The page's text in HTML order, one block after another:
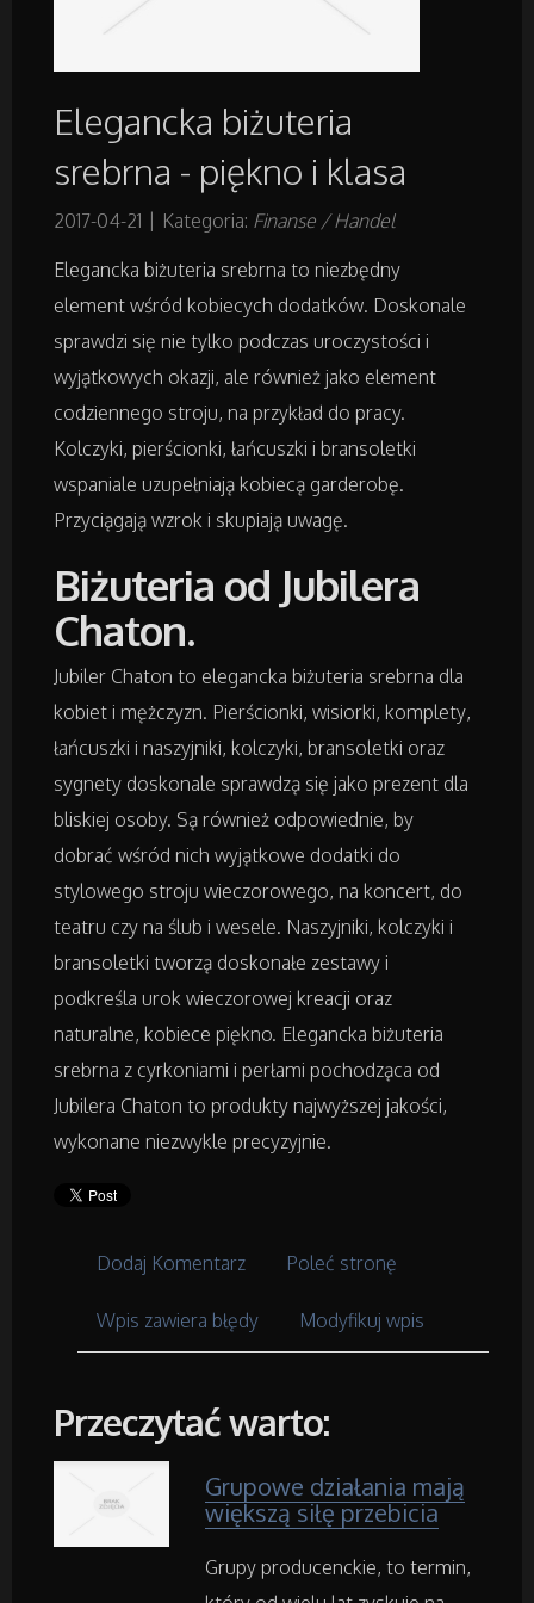
Remonty, Elektryk, Hydraulik
Materiały Budowlane
Działki
Drzwi i Okna
Nieruchomości, Działki
Domy, Mieszkania
Placówki Edukacyjne
Kursy i Szkolenia
Tłumaczenia
Książki, Czasopisma
Handel Online
Dla Dzieci
Meble
Wyposażenie Wnętrz
Odzież
Sport
Elektronika, RTV, AGD
Ogród, Rośliny
Elegancka biżuteria
srebrna - piękno i klasa
2017-04-21 Kategoria: Finanse / Handel
Elegancka biżuteria srebrna to niezbędny
element wśród kobiecych dodatków. Doskonale
sprawdzi się nie tylko podczas uroczystości i
wyjątkowych okazji, ale również jako element
codziennego stroju, na przykład do pracy.
Kolczyki, pierścionki, łańcuszki i bransoletki
wspaniale uzupełniają kobiecą garderobę.
Przyciągają wzrok i skupiają uwagę.
Biżuteria od Jubilera
Chaton.
Jubiler Chaton to elegancka biżuteria srebrna dla
kobiet i mężczyzn. Pierścionki, wisiorki, komplety,
łańcuszki i naszyjniki, kolczyki, bransoletki oraz
sygnety doskonale sprawdzą się jako prezent dla
bliskiej osoby. Są również odpowiednie, by
dobrać wśród nich wyjątkowe dodatki do
stylowego stroju wieczorowego, na koncert, do
teatru czy na ślub i wesele. Naszyjniki, kolczyki i
bransoletki tworzą doskonałe zestawy i
podkreśla urok wieczorowej kreacji oraz
naturalne, kobiece piękno. Elegancka biżuteria
srebrna z cyrkoniami i perłami pochodząca od
Jubilera Chaton to produkty najwyższej jakości,
wykonane niezwykle precyzyjnie.
Dodaj Komentarz Poleć stronę
Wpis zawiera błędy Modyfikuj wpis
Przeczytać warto:
Grupowe działania mają
większą siłę przebicia
Grupy producenckie, to termin,